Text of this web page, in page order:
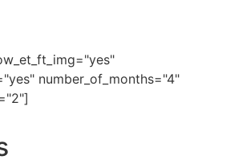
number_of_months="4"